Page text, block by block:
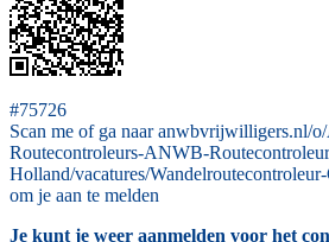
#75726
Scan me of ga naar anwbvrijwilligers.nl/
Routecontroleurs-ANWB-
Holland/vacatures/
om je aan te melden
Je kunt je weer aanmelden voor het